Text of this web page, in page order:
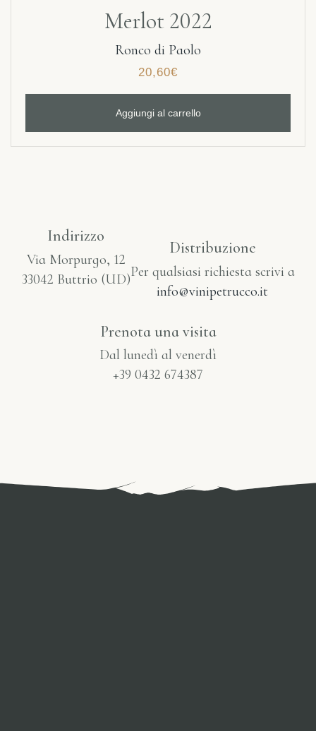
Merlot 2022
Ronco di Paolo
20,60€
Aggiungi al carrello
Indirizzo
Via Morpurgo, 12
33042 Buttrio (UD)
Distribuzione
Per qualsiasi richiesta scrivi a
info@vinipetrucco.it
Prenota una visita
Dal lunedì al venerdì
+39 0432 674387